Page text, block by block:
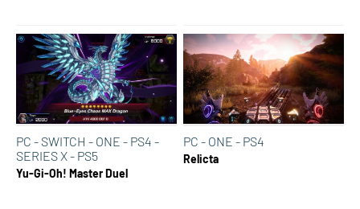
PC - SWITCH - ONE - PS4 -
SERIES X - PS5
Yu-Gi-Oh! Master Duel
PC - ONE - PS4
Relicta